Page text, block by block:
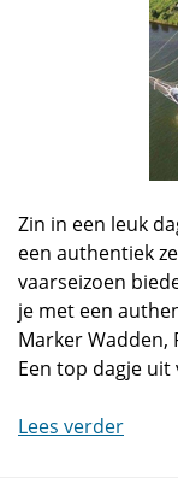
Zin in een leuk
een authentiek
vaarseizoen
je met een
Marker Wadden,
Een top dagje
Lees verder